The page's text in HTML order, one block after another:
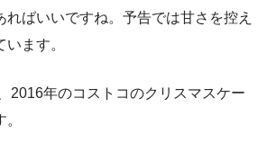
ればいいですね。予告では甘さを控え
ます。
2016年のコストコのクリスマスケー